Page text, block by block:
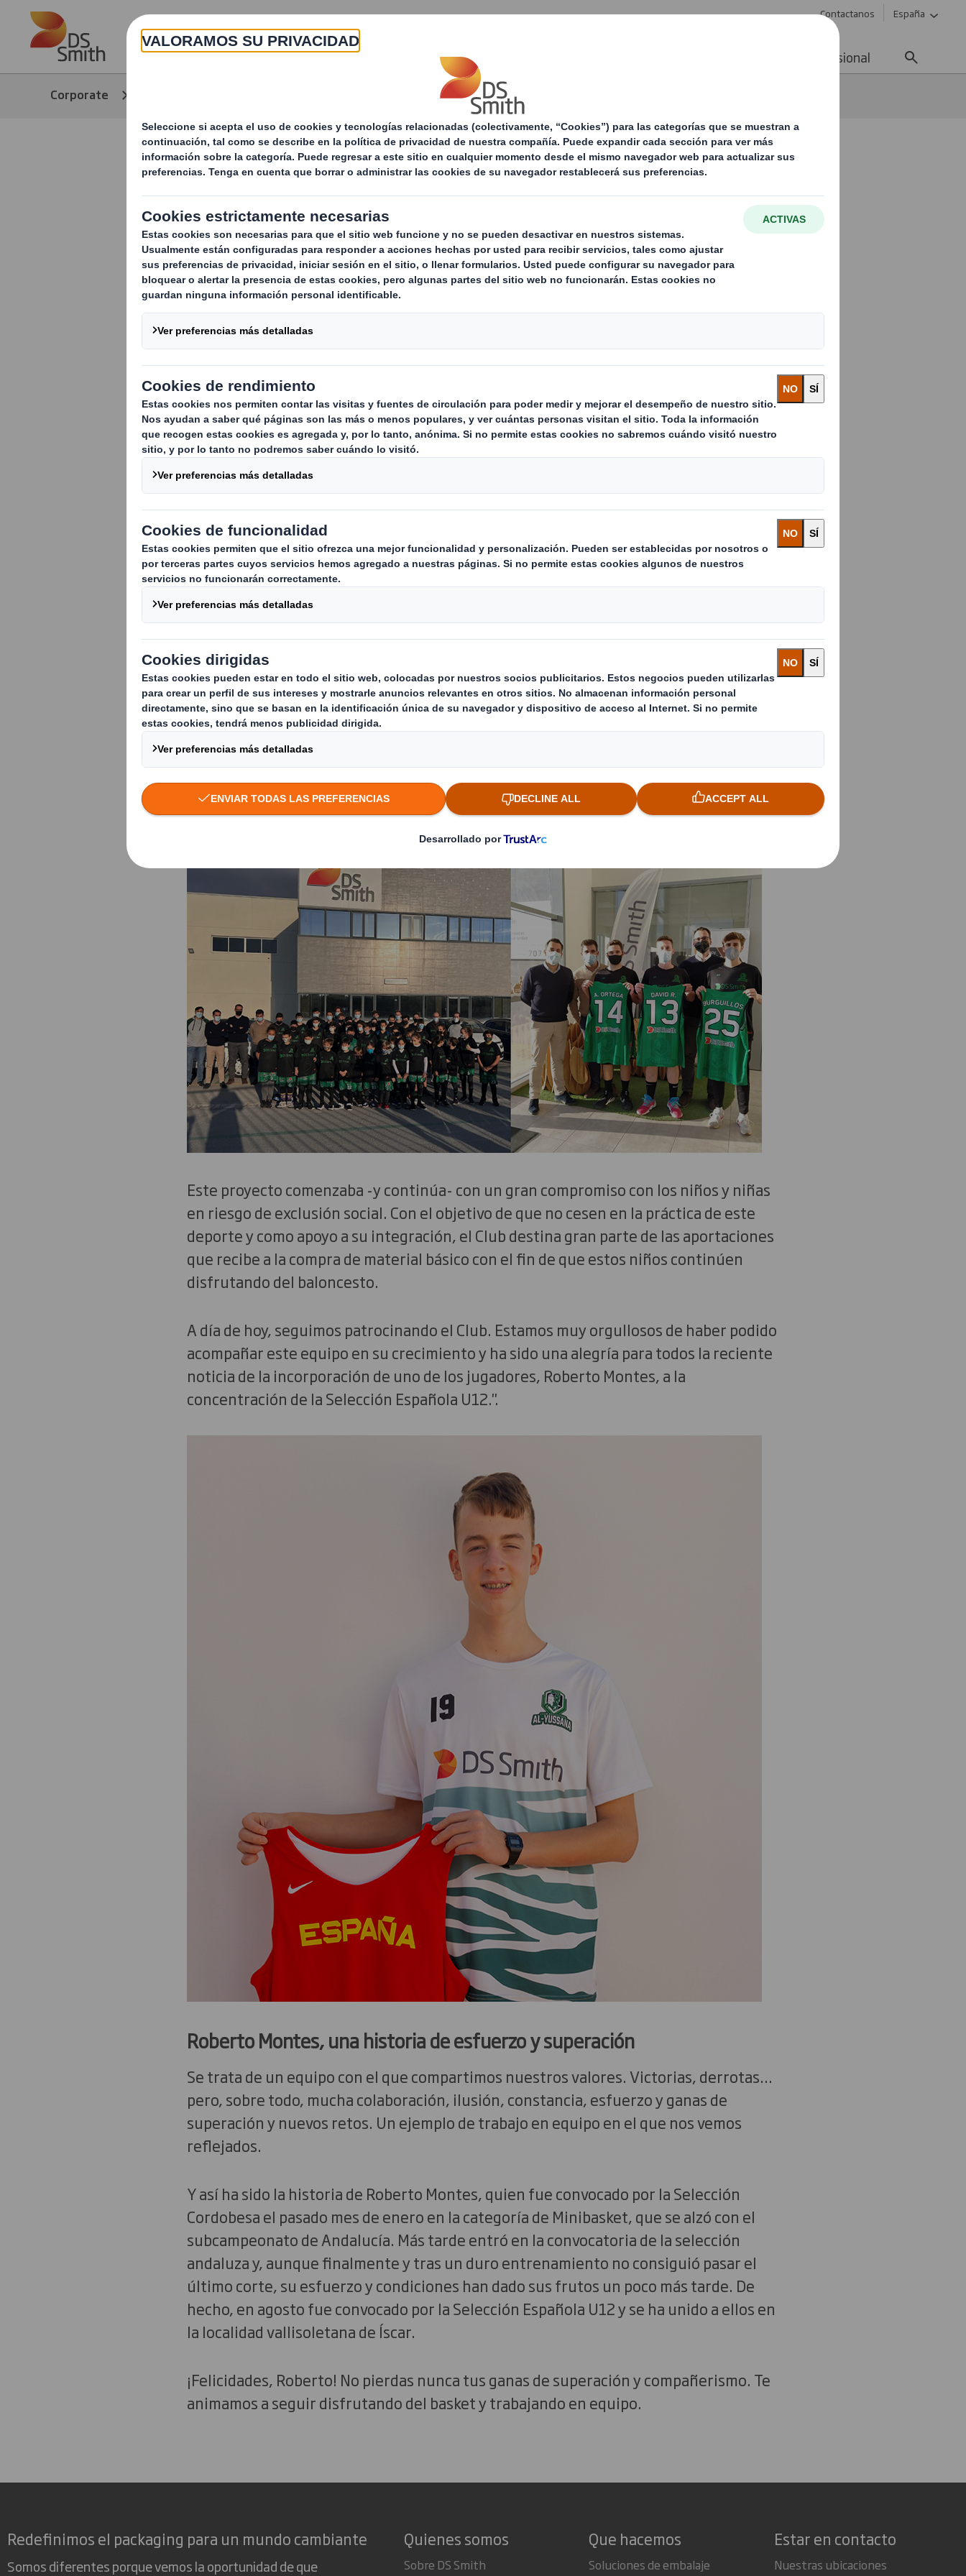
Skip to main content Contactanos España
Acerca de Productos y servicios Carrera profesional
Corporate Compartimos nuestros valores y alegría con el Club de Baloncesto Al-Yussana
Compartimos nuestros valores y alegría
con el Club de Baloncesto Al-Yussana
Como patrocinadores del equipo de basket CB Al-Yussana
desde sus inicios, estamos muy orgullosos de su trabajo en
equipo y el crecimiento que han conseguido gracias al esfuerzo
de todos los partícipes. Y especial mención a Roberto Montes,
integrante del equipo que ha sido convocado a la Selección
Española U12.
En junio de 2021 nacía oficialmente el Club Baloncesto Al-Yussana con la ilusión y las
ganas de un grupo de padres, entrenadores y jugadores de “mantener viva” la
práctica del baloncesto en la ciudad. Este proyecto deportivo estaba muy enfocado en
el aprendizaje, no sólo de la técnica de este deporte, sino también en valores como el
respeto, la igualdad, el esfuerzo, la superación y el compañerismo.
Como parte de nuestro compromiso de apoyar las comunidades locales, comenzamos
a patrocinar el Club en su temporada 2021-22, donde podíamos encontrar desde
equipos de pequeños deportistas de 7 años hasta el equipo senior, compartiendo
todos una misma ilusión por el deporte.
Este proyecto comenzaba -y continúa- con un gran compromiso con los niños y niñas
en riesgo de exclusión social. Con el objetivo de que no cesen en la práctica de este
deporte y como apoyo a su integración, el Club destina gran parte de las aportaciones
que recibe a la compra de material básico con el fin de que estos niños continúen
disfrutando del baloncesto.
A día de hoy, seguimos patrocinando el Club. Estamos muy orgullosos de haber podido
acompañar este equipo en su crecimiento y ha sido una alegría para todos la reciente
noticia de la incorporación de uno de los jugadores, Roberto Montes, a la
concentración de la Selección Española U12.".
Roberto Montes, una historia de esfuerzo y superación
Se trata de un equipo con el que compartimos nuestros valores. Victorias, derrotas…
pero, sobre todo, mucha colaboración, ilusión, constancia, esfuerzo y ganas de
superación y nuevos retos. Un ejemplo de trabajo en equipo en el que nos vemos
reflejados.
Y así ha sido la historia de Roberto Montes, quien fue convocado por la Selección
Cordobesa el pasado mes de enero en la categoría de Minibasket, que se alzó con el
subcampeonato de Andalucía. Más tarde entró en la convocatoria de la selección
andaluza y, aunque finalmente y tras un duro entrenamiento no consiguió pasar el
último corte, su esfuerzo y condiciones han dado sus frutos un poco más tarde. De
hecho, en agosto fue convocado por la Selección Española U12 y se ha unido a ellos en
la localidad vallisoletana de Íscar.
¡Felicidades, Roberto! No pierdas nunca tus ganas de superación y compañerismo. Te
animamos a seguir disfrutando del basket y trabajando en equipo.
Redefinimos el packaging para un mundo cambiante
Somos diferentes porque vemos la oportunidad de que
Quienes somos
Sobre DS Smith
Que hacemos
Soluciones de embalaje
Estar en contacto
Nuestras ubicaciones